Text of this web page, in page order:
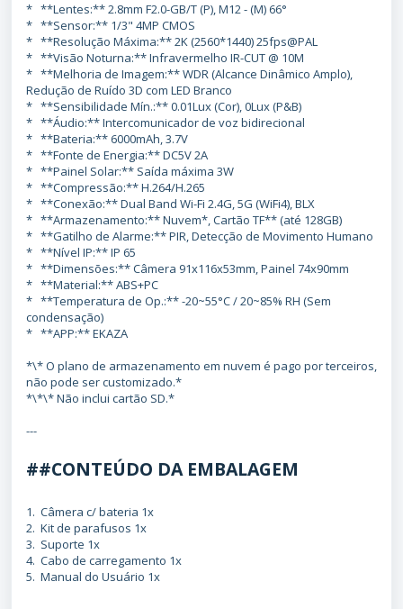
* **Lentes:** 2.8mm F2.0-GB/T (P), M12 - (M) 66°
* **Sensor:** 1/3" 4MP CMOS
* **Resolução Máxima:** 2K (2560*1440) 25fps@PAL
* **Visão Noturna:** Infravermelho IR-CUT @ 10M
* **Melhoria de Imagem:** WDR (Alcance Dinâmico Amplo),
Redução de Ruído 3D com LED Branco
* **Sensibilidade Mín.:** 0.01Lux (Cor), 0Lux (P&B)
* **Áudio:** Intercomunicador de voz bidirecional
* **Bateria:** 6000mAh, 3.7V
* **Fonte de Energia:** DC5V 2A
* **Painel Solar:** Saída máxima 3W
* **Compressão:** H.264/H.265
* **Conexão:** Dual Band Wi-Fi 2.4G, 5G (WiFi4), BLX
* **Armazenamento:** Nuvem*, Cartão TF** (até 128GB)
* **Gatilho de Alarme:** PIR, Detecção de Movimento Humano
* **Nível IP:** IP 65
* **Dimensões:** Câmera 91x116x53mm, Painel 74x90mm
* **Material:** ABS+PC
* **Temperatura de Op.:** -20~55°C / 20~85% RH (Sem
condensação)
* **APP:** EKAZA
*\* O plano de armazenamento em nuvem é pago por terceiros,
não pode ser customizado.*
*\*\* Não inclui cartão SD.*
---
##CONTEÚDO DA EMBALAGEM
1. Câmera c/ bateria 1x
2. Kit de parafusos 1x
3. Suporte 1x
4. Cabo de carregamento 1x
5. Manual do Usuário 1x